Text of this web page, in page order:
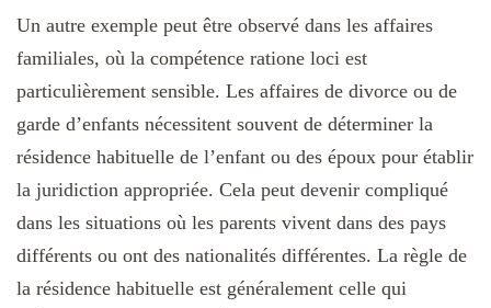
Un autre exemple peut être observé dans les affaires
familiales, où la compétence ratione loci est
particulièrement sensible. Les affaires de divorce ou de
garde d’enfants nécessitent souvent de déterminer la
résidence habituelle de l’enfant ou des époux pour établir
la juridiction appropriée. Cela peut devenir compliqué
dans les situations où les parents vivent dans des pays
différents ou ont des nationalités différentes. La règle de
la résidence habituelle est généralement celle qui